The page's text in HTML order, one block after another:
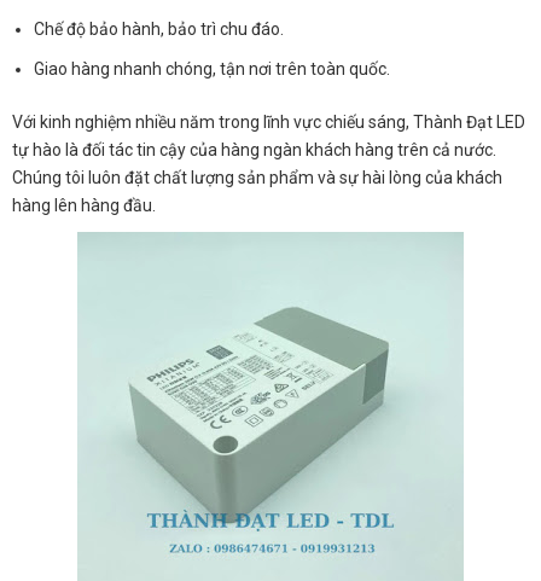
Chế độ bảo hành, bảo trì chu đáo.
Giao hàng nhanh chóng, tận nơi trên toàn quốc.
Với kinh nghiệm nhiều năm trong lĩnh vực chiếu sáng, Thành Đạt LED
tự hào là đối tác tin cậy của hàng ngàn khách hàng trên cả nước.
Chúng tôi luôn đặt chất lượng sản phẩm và sự hài lòng của khách
hàng lên hàng đầu.